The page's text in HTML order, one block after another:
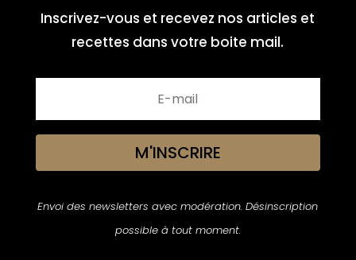
Inscrivez-vous et recevez nos articles et
recettes dans votre boite mail.
M'INSCRIRE
Envoi des newsletters avec modération. Désinscription
possible à tout moment.